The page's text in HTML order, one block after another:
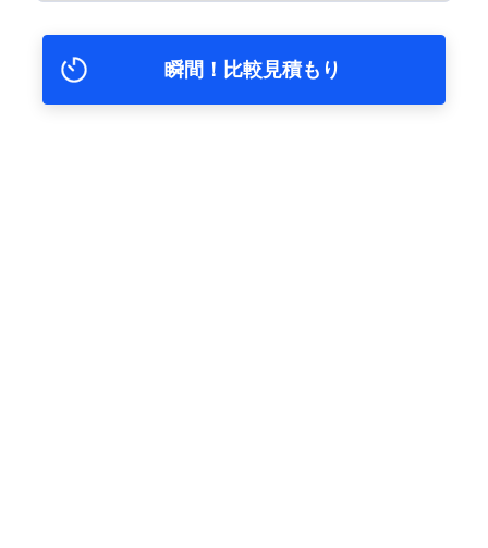
瞬間！比較見積もり